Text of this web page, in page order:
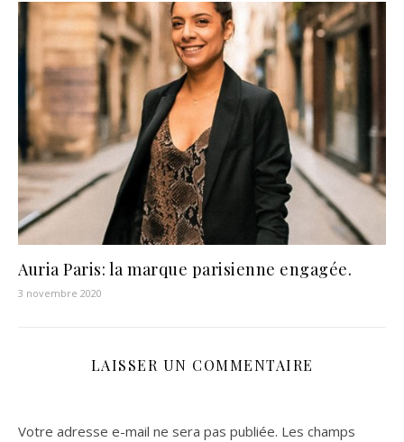
Auria Paris: la marque parisienne engagée.
3 novembre 2020
LAISSER UN COMMENTAIRE
Votre adresse e-mail ne sera pas publiée. Les champs